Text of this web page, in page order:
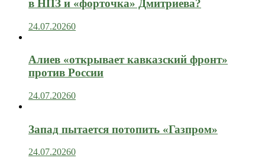
в НПЗ и «форточка» Дмитриева?
24.07.20260
Алиев «открывает кавказский фронт»
против России
24.07.20260
Запад пытается потопить «Газпром»
24.07.20260